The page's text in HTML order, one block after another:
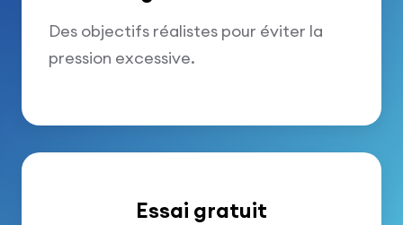
Des objectifs réalistes pour éviter la
pression excessive.
Essai gratuit